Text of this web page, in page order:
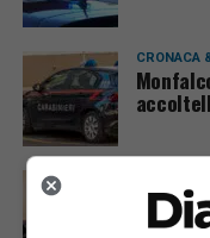
CRONACA
Nuovo